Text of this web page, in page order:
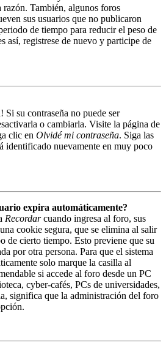
razón. También, algunos foros
sus usuarios que no publicaron
de tiempo para reducir el peso de
así, registrese de nuevo y participe de
Si su contraseña no puede ser
o cambiarla. Visite la página de
clic en Olvidé mi contraseña. Siga las
identificado nuevamente en muy poco
expira automáticamente?
Recordarcuando ingresa al foro, sus
cookie segura, que se elimina al salir
de cierto tiempo. Esto previene que su
por otra persona. Para que el sistema
solo marque la casilla al
si accede al foro desde un PC
cyber-cafés, PCs de universidades,
significa que la administración del foro